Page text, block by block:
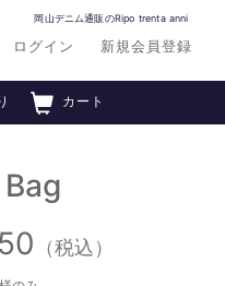
岡山デニム通販のRipo trenta anni
ログイン 新規会員登録
カート
（税込）